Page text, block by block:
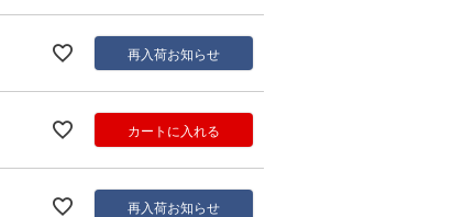
再入荷お知らせ
カートに入れる
再入荷お知らせ